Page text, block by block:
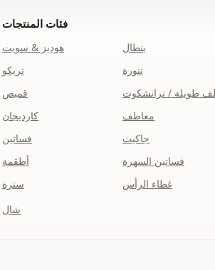
فئات المنتجات
هوديز & سويت
تريكو
قميص
كارديجان
فساتين
أطقمة
سترة
بنطال
تنورة
طويلة / ترانشكوت
معاطف
جاكيت
فساتين السهرة
غطاء الرأس
شال